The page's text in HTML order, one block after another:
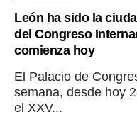
León ha sido la
del Congreso
comienza hoy
El Palacio de
semana, desde hoy
el XXV...